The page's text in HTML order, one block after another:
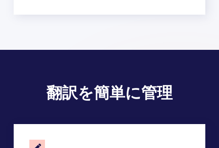
翻訳を簡単に管理